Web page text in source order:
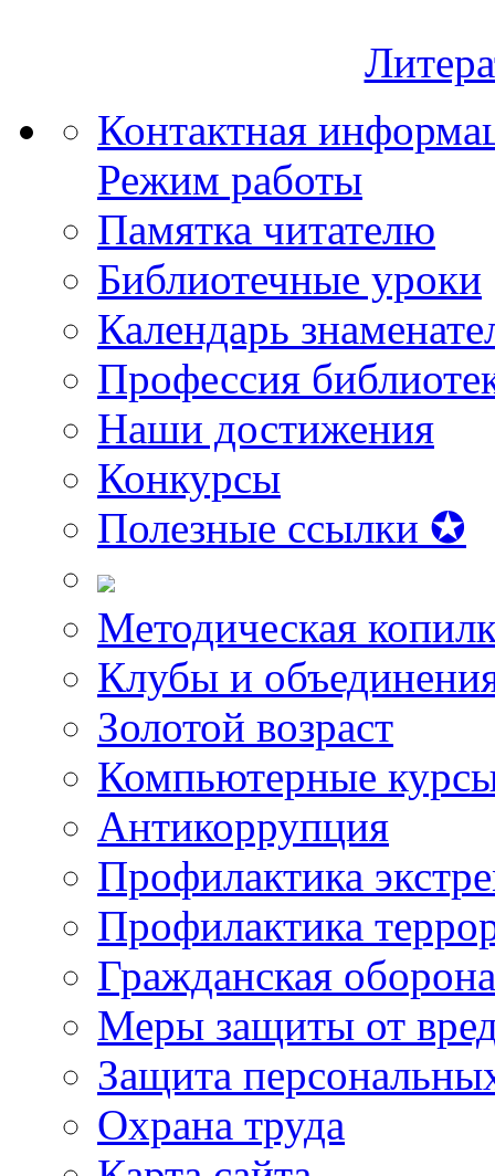
Контактная
Режим работы
Памятка читателю
Библиотечные уроки
Календарь
Профессия
Наши достижения
Конкурсы
Полезные ссылки ✪
Методическая
Клубы и
Золотой возраст
Компьютерные
Антикоррупция
Профилактика
Профилактика
Гражданская оборона
Меры защиты от
Защита
Охрана труда